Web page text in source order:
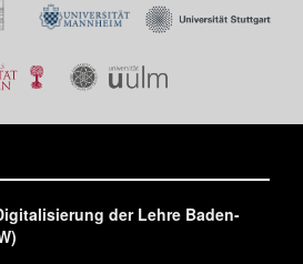
der Lehre Baden-